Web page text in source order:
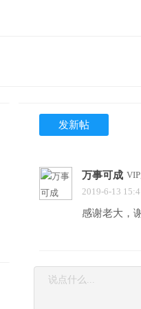
发新帖
万事可成
2019-6-13
感谢老大，